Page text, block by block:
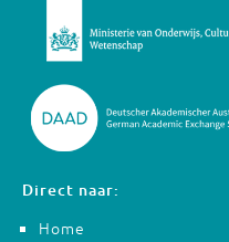
Direct naar:
Home